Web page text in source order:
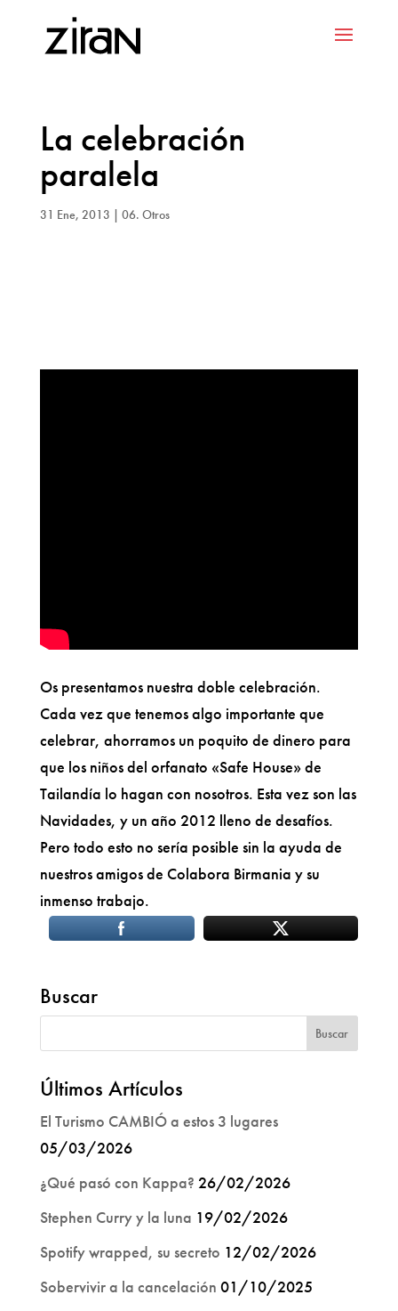
La celebración
paralela
31 Ene, 2013 | 06. Otros
Os presentamos nuestra doble celebración.
Cada vez que tenemos algo importante que
celebrar, ahorramos un poquito de dinero para
que los niños del orfanato «Safe House» de
Tailandía lo hagan con nosotros. Esta vez son las
Navidades, y un año 2012 lleno de desafíos.
Pero todo esto no sería posible sin la ayuda de
nuestros amigos de Colabora Birmania y su
inmenso trabajo.
Buscar
Últimos Artículos
El Turismo CAMBIÓ a estos 3 lugares
05/03/2026
¿Qué pasó con Kappa? 26/02/2026
Stephen Curry y la luna 19/02/2026
Spotify wrapped, su secreto 12/02/2026
Sobervivir a la cancelación 01/10/2025